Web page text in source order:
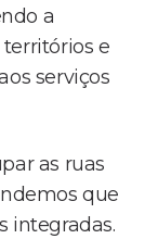
a
e
serviços
as ruas
que
integradas.